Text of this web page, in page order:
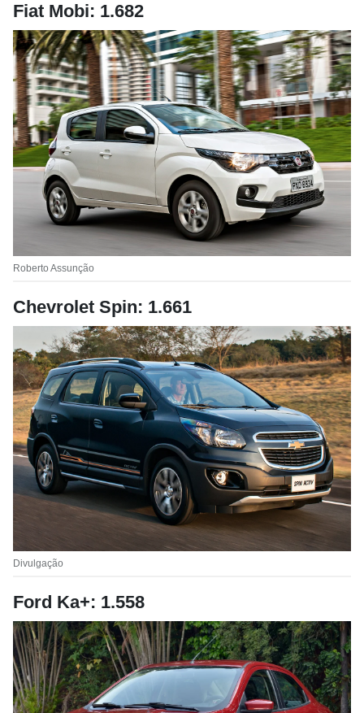
Fiat Mobi: 1.682
Roberto Assunção
Chevrolet Spin: 1.661
Divulgação
Ford Ka+: 1.558